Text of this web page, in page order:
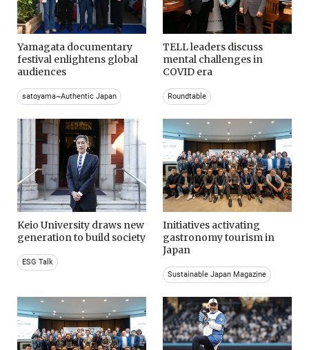
Yamagata documentary
festival enlightens global
audiences
satoyama~Authentic Japan
TELL leaders discuss
mental challenges in
COVID era
Roundtable
Keio University draws new
generation to build society
ESG Talk
Initiatives activating
gastronomy tourism in
Japan
Sustainable Japan Magazine